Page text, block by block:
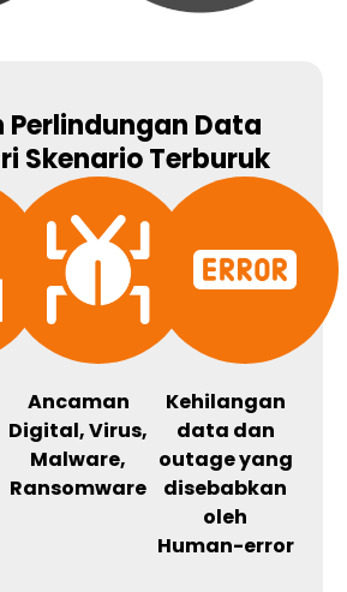
Perlindungan Data
Skenario Terburuk
Ancaman
Digital, Virus,
Malware,
Ransomware
Kehilangan
data dan
outage yang
disebabkan
oleh
Human-error